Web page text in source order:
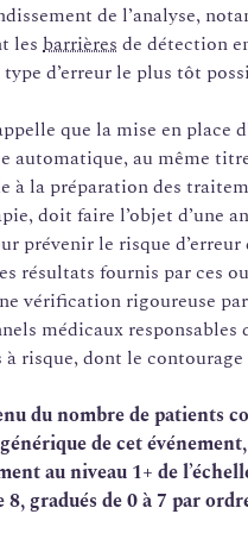
de l’analyse,
les barrières de détection
d’erreur le plus tôt
que la mise en place
automatique, au même
à la préparation des
doit faire l’objet d’une
prévenir le risque d’erreur
résultats fournis par ces
vérification rigoureuse
médicaux
à risque, dont le
du nombre de patients
de cet
au niveau 1+ de
8,gradués de 0 à 7 par